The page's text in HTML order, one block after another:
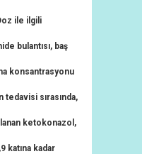
ile ilgili
bulantısı, baş
konsantrasyonu
sırasında,
ketokonazol,
katına kadar